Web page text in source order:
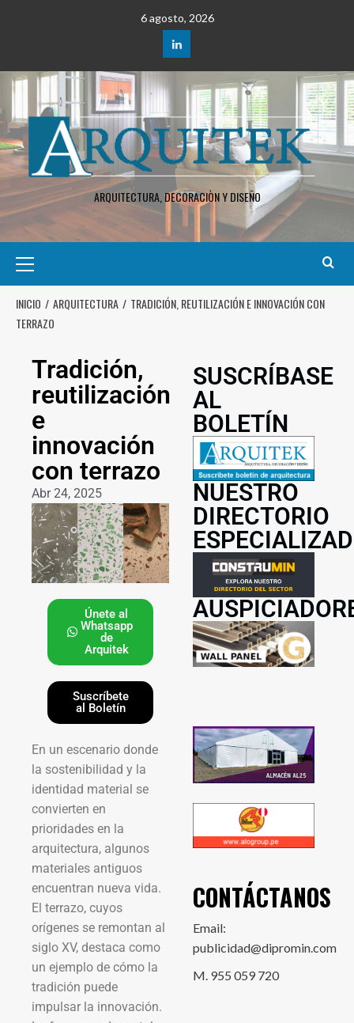
6 agosto, 2026
ARQUITECTURA, DECORACIÒN Y DISEÑO
INICIO ARQUITECTURA
TRADICIÓN, REUTILIZACIÓN E INNOVACIÓN CON
TERRAZO
Tradición,
reutilización
e
innovación
con terrazo
Abr 24, 2025
Únete al
Whatsapp
de
Arquitek
Suscríbete
al Boletín
En un escenario donde
la sostenibilidad y la
identidad material se
convierten en
prioridades en la
arquitectura, algunos
materiales antiguos
encuentran nueva vida.
El terrazo, cuyos
orígenes se remontan al
siglo XV, destaca como
un ejemplo de cómo la
tradición puede
impulsar la innovación.
SUSCRÍBASE
AL
BOLETÍN
NUESTRO
DIRECTORIO
CONTÁCTANOS
Email:
publicidad@dipromin.com
M. 955 059 720